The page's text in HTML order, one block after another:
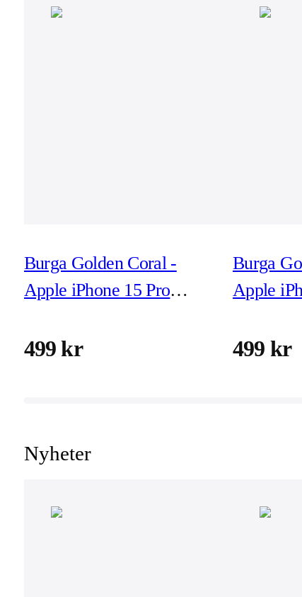
Burga Golden Coral -
Apple iPhone 15 Pro
Skyddsskal
499 kr
Burga
Apple
Skyddsskal
499 kr
Nyheter